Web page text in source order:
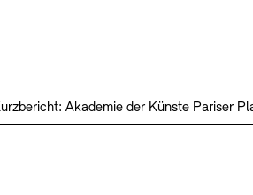
Akademie der Künste Pariser